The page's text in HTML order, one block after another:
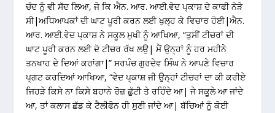
ਚੰਦ ਨੂੰ ਵੀ ਸੱਦ ਲਿਆ, ਜੋ ਕਿ ਐਨ. ਆਰ. ਆਈ.ਵੇਦ ਪ੍ਕਾਸ਼ ਦੇ ਕਾਫੀ ਨੇੜੇ
ਸੀ|ਅਧਿਆਪਕਾਂ ਦੀ ਘਾਟ ਪੂਰੀ ਕਰਨ ਲਈ ਖੁਲ੍ਹ ਕੇ ਵਿਚਾਰ ਹੋਈ|ਐਨ.
ਆਰ. ਆਈ.ਵੇਦ ਪ੍ਕਾਸ਼ ਨੇ ਸਕੂਲ ਮੁਖੀ ਨੂੰ ਆਖਿਆ, “ਤੁਸੀਂ ਟੀਚਰਾਂ ਦੀ
ਘਾਟ ਪੂਰੀ ਕਰਨ ਲਈ ਦੋ ਟੀਚਰ ਰੱਖ ਲਉ| ਮੈਂ ਉਨ੍ਹਾਂ ਨੂੰ ਹਰ ਮਹੀਨੇ
ਤਨਖਾਹ ਦੇ ਦਿਆਂ ਕਰਾਂਗਾ|” ਸਰਪੰਚ ਗੁਰਦੇਵ ਸਿੰਘ ਨੇ ਆਪਣੇ ਵਿਚਾਰ
ਪ੍ਗਟ ਕਰਦਿਆਂ ਆਖਿਆ, “ਵੇਦ ਪ੍ਕਾਸ਼ ਜੀ ਉਨ੍ਹਾਂ ਟੀਚਰਾਂ ਦਾ ਕੀ ਕਰੀਏ
ਜਿਹੜੇ ਕਿਸੇ ਨਾ ਕਿਸੇ ਬਹਾਨੇ ਰੋਜ਼ ਛੁੱਟੀ ਤੇ ਰਹਿੰਦੇ ਆ| ਜੇ ਸਕੂਲੇ ਆ ਜਾਂਦੇ
ਆ, ਤਾਂ ਕਲਾਸ ਛੱਡ ਕੇ ਟੈਲੀਫੋਨ ਹੀ ਸੁਣੀ ਜਾਂਦੇ ਆ| ਬੱਚਿਆਂ ਨੂੰ ਕੋਈ